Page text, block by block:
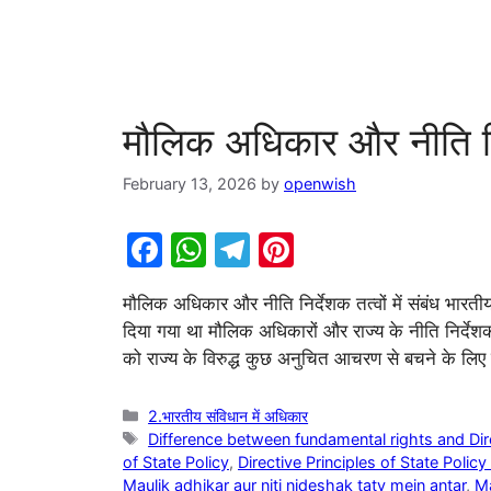
मौलिक अधिकार और नीति
February 13, 2026 by openwish
F
c
e
o
o
W
at
s
p
p
T
el
e
gr
m
nt
er
e
मौलिक अधिकार और नीति निर्देशक तत्वों में संबंध
दिया गया था मौलिक अधिकारों और राज्य के नीति
को राज्य के विरुद्ध कुछ अनुचित आचरण से बचने के लिए
Categories
2.भारतीय संविधान में अधिकार
Tags
Difference between fundamental rights and
of State Policy, Directive Principles of State Policy
Maulik adhikar aur niti nideshak tatv mein antar,